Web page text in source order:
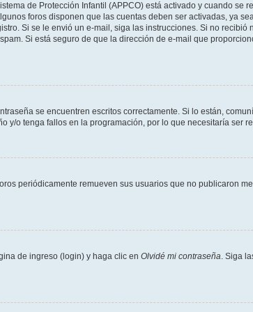
de Protección Infantil (APPCO) está activado y cuando se
foros disponen que las cuentas deben ser activadas, ya
Si se le envió un e-mail, siga las instrucciones. Si no recibió
Si está seguro de que la dirección de e-mail que
se encuentren escritos correctamente. Si lo están,
y/o tenga fallos en la programación, por lo que necesitaría ser
periódicamente remueven sus usuarios que no publicaron
de ingreso (login) y haga clic en Olvidé mi contraseña. Siga